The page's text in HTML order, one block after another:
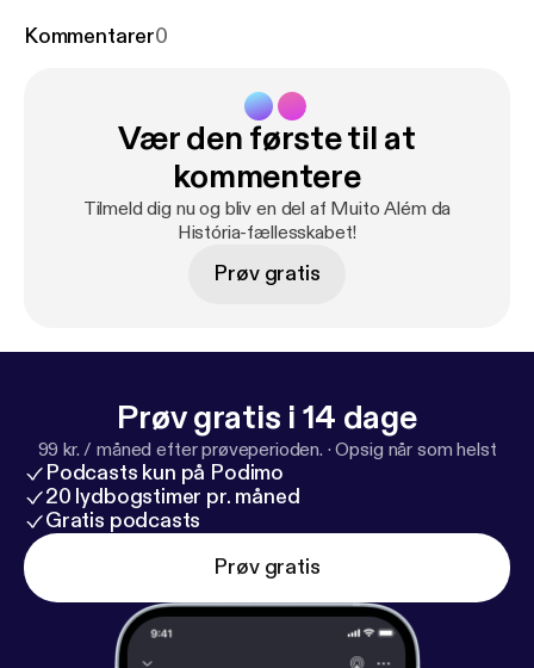
or.fm/muito-alem-da-histo/message
Kommentarer0
Vær den første til at
kommentere
Tilmeld dig nu og bliv en del af Muito Além da
História-fællesskabet!
Prøv gratis
Prøv gratis i 14 dage
99 kr. / måned efter prøveperioden. ·Opsig når som helst
Podcasts kun på Podimo
20 lydbogstimer pr. måned
Gratis podcasts
Prøv gratis